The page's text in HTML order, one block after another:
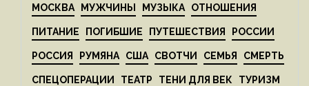
МОСКВА МУЖЧИНЫ МУЗЫКА ОТНОШЕНИЯ
ПИТАНИЕ ПОГИБШИЕ ПУТЕШЕСТВИЯ РОССИИ
РОССИЯ РУМЯНА США СВОТЧИ СЕМЬЯ СМЕРТЬ
СПЕЦОПЕРАЦИИ ТЕАТР ТЕНИ ДЛЯ ВЕК ТУРИЗМ